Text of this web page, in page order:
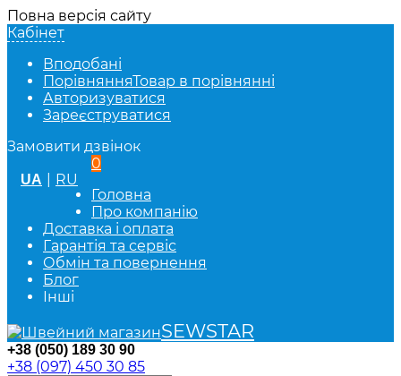
Повна версія сайту
Кабінет
Вподобані
ПорівнянняТовар в порівнянні
Авторизуватися
Зареєструватися
Замовити дзвінок
UA RU
0
Головна
Про компанію
Доставка і оплата
Гарантія та сервіс
Обмін та повернення
Блог
Інші
SEWSTAR
+38 (050) 189 30 90
+38 (097) 450 30 85